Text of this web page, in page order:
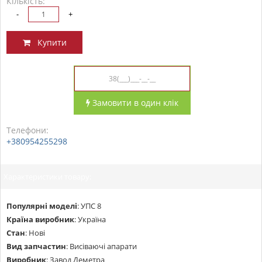
- +
Купити
Замовити в один клік
Телефони:
+380954255298
Популярні моделі:УПС 8
Країна виробник:Україна
Стан: Нові
Вид запчастин: Висіваючі апарати
Виробник:Завод Деметра